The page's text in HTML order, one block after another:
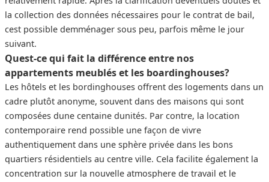
la collection des données nécessaires pour le contrat de bail,
cest possible demménager sous peu, parfois même le jour
suivant.
Quest-ce qui fait la différence entre nos
appartements meublés et les boardinghouses?
Les hôtels et les bordinghouses offrent des logements dans un
cadre plutôt anonyme, souvent dans des maisons qui sont
composées dune centaine dunités. Par contre, la location
contemporaire rend possible une façon de vivre
authentiquement dans une sphère privée dans les bons
quartiers résidentiels au centre ville. Cela facilite également la
concentration sur la nouvelle atmosphere de travail et le